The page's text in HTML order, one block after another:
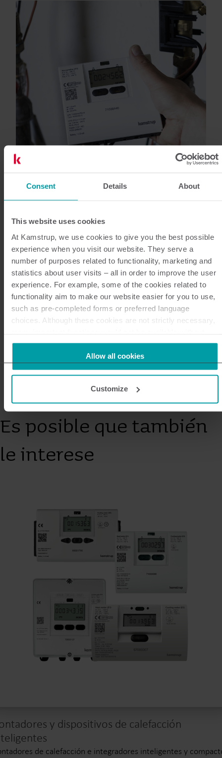
Consent Details About
This website uses cookies
At Kamstrup, we use cookies to give you the best possible
experience when you visit our website. They serve a
number of purposes related to functionality, marketing and
statistics about user visits – all in order to improve the user
experience. For example, some of the cookies related to
functionality aim to make our website easier for you to use,
such as pre-completed forms or preferred language
choices. Although these cookies are not strictly necessary,
them.
Kamstrup makes use of third-party cookies. A third-party
cookie is installed by someone other than us, such as other
You can at any time change or withdraw your consent from
Allow all cookies
Customize
Hablemos
¿Cómo podemos ayudarle?
Necesito servicio o soporte técnico
Es posible que también
le interese
y dispositivos de calefacción
de calefacción e integradores inteligentes y